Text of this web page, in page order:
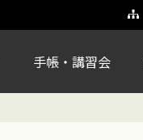
手帳・講習会